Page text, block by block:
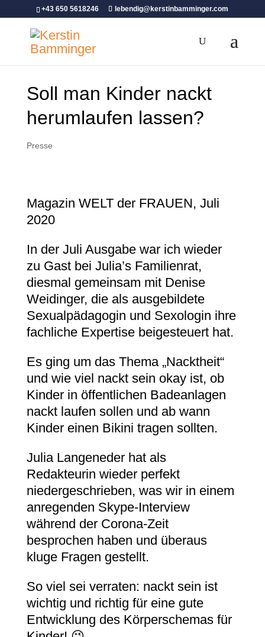
+43 650 5618246 lebendig@kerstinbamminger.com
Soll man Kinder nackt
herumlaufen lassen?
Presse
Magazin WELT der FRAUEN, Juli
2020
In der Juli Ausgabe war ich wieder
zu Gast bei Julia’s Familienrat,
diesmal gemeinsam mit Denise
Weidinger, die als ausgebildete
Sexualpädagogin und Sexologin ihre
fachliche Expertise beigesteuert hat.
Es ging um das Thema „Nacktheit“
und wie viel nackt sein okay ist, ob
Kinder in öffentlichen Badeanlagen
nackt laufen sollen und ab wann
Kinder einen Bikini tragen sollten.
Julia Langeneder hat als
Redakteurin wieder perfekt
niedergeschrieben, was wir in einem
anregenden Skype-Interview
während der Corona-Zeit
besprochen haben und überaus
kluge Fragen gestellt.
So viel sei verraten: nackt sein ist
wichtig und richtig für eine gute
Entwicklung des Körperschemas für